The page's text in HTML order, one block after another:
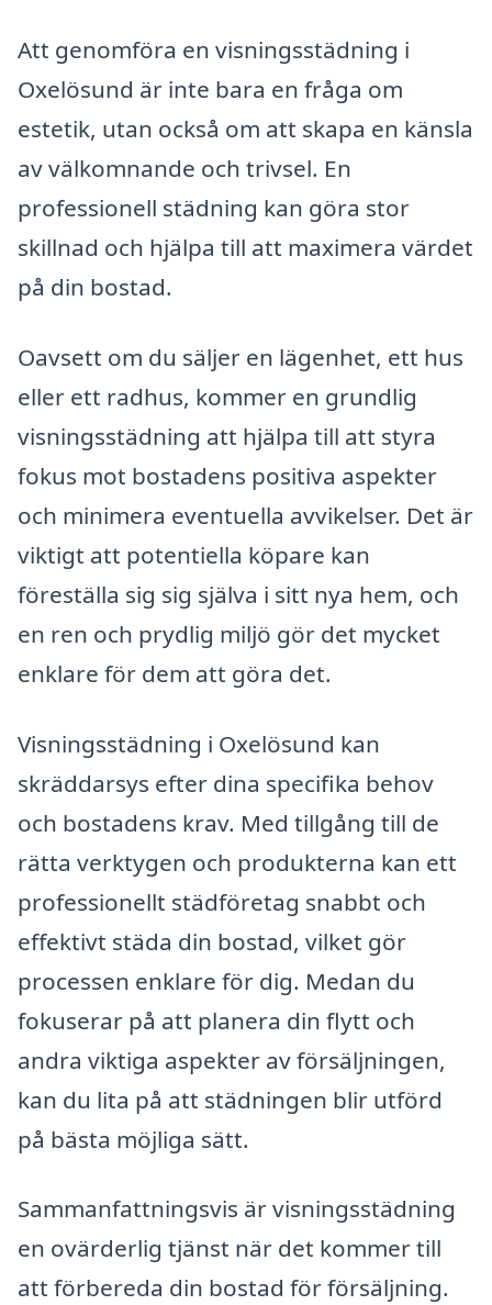
Att genomföra en visningsstädning i
Oxelösund är inte bara en fråga om
estetik, utan också om att skapa en känsla
av välkomnande och trivsel. En
professionell städning kan göra stor
skillnad och hjälpa till att maximera värdet
på din bostad.
Oavsett om du säljer en lägenhet, ett hus
eller ett radhus, kommer en grundlig
visningsstädning att hjälpa till att styra
fokus mot bostadens positiva aspekter
och minimera eventuella avvikelser. Det är
viktigt att potentiella köpare kan
föreställa sig sig själva i sitt nya hem, och
en ren och prydlig miljö gör det mycket
enklare för dem att göra det.
Visningsstädning i Oxelösund kan
skräddarsys efter dina specifika behov
och bostadens krav. Med tillgång till de
rätta verktygen och produkterna kan ett
professionellt städföretag snabbt och
effektivt städa din bostad, vilket gör
processen enklare för dig. Medan du
fokuserar på att planera din flytt och
andra viktiga aspekter av försäljningen,
kan du lita på att städningen blir utförd
på bästa möjliga sätt.
Sammanfattningsvis är visningsstädning
en ovärderlig tjänst när det kommer till
att förbereda din bostad för försäljning.